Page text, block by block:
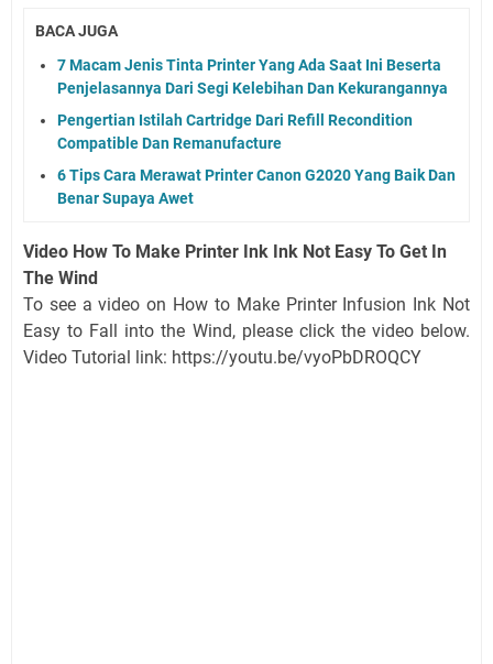
BACA JUGA
7 Macam Jenis Tinta Printer Yang Ada Saat Ini Beserta
Penjelasannya Dari Segi Kelebihan Dan Kekurangannya
Pengertian Istilah Cartridge Dari Refill Recondition
Compatible Dan Remanufacture
6 Tips Cara Merawat Printer Canon G2020 Yang Baik Dan
Benar Supaya Awet
Video How To Make Printer Ink Ink Not Easy To Get In
The Wind
To see a video on How to Make Printer Infusion Ink Not
Easy to Fall into the Wind, please click the video below.
Video Tutorial link: https://youtu.be/vyoPbDROQCY